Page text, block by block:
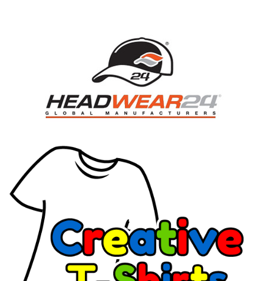
DOWNLOAD CATALOG
DOWNLOAD CATALOG